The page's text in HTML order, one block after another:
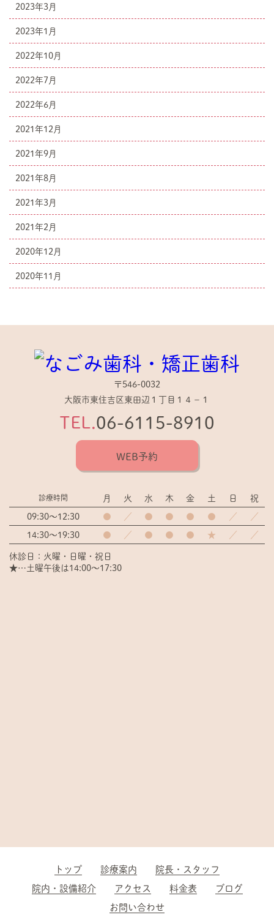
2023年3月
2023年1月
2022年10月
2022年7月
2022年6月
2021年12月
2021年9月
2021年8月
2021年3月
2021年2月
2020年12月
2020年11月
〒546-0032
大阪市東住吉区東田辺１丁目１４−１
TEL.06-6115-8910
WEB予約
診療時間 月 火 水 木 金 土 日
祝
09:30～12:30
● ／ ● ● ● ● ／
／
14:30～19:30
● ／ ● ● ● ★ ／
／
休診日：火曜・日曜・祝日
★…土曜午後は14:00～17:30
トップ 診療案内
院長・スタッフ
院内・設備紹介
アクセス 料金表
ブログ
お問い合わせ